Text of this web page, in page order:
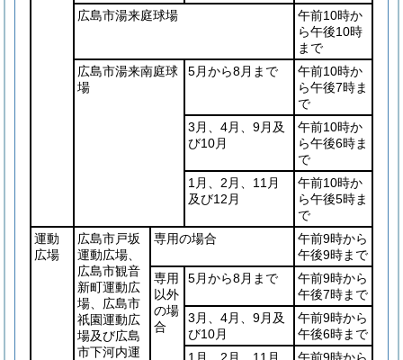
広島市湯来庭球場
午前10時か
ら午後10時
まで
広島市湯来南庭球
場
5月から8月まで
午前10時か
ら午後7時ま
で
3月、4月、9月及
び10月
午前10時か
ら午後6時ま
で
1月、2月、11月
及び12月
午前10時か
ら午後5時ま
で
運動
広場
広島市戸坂
運動広場、
広島市観音
新町運動広
場、広島市
祇園運動広
場及び広島
市下河内運
専用の場合
午前9時から
午後9時まで
専用
以外
の場
合
5月から8月まで
午前9時から
午後7時まで
3月、4月、9月及
び10月
午前9時から
午後6時まで